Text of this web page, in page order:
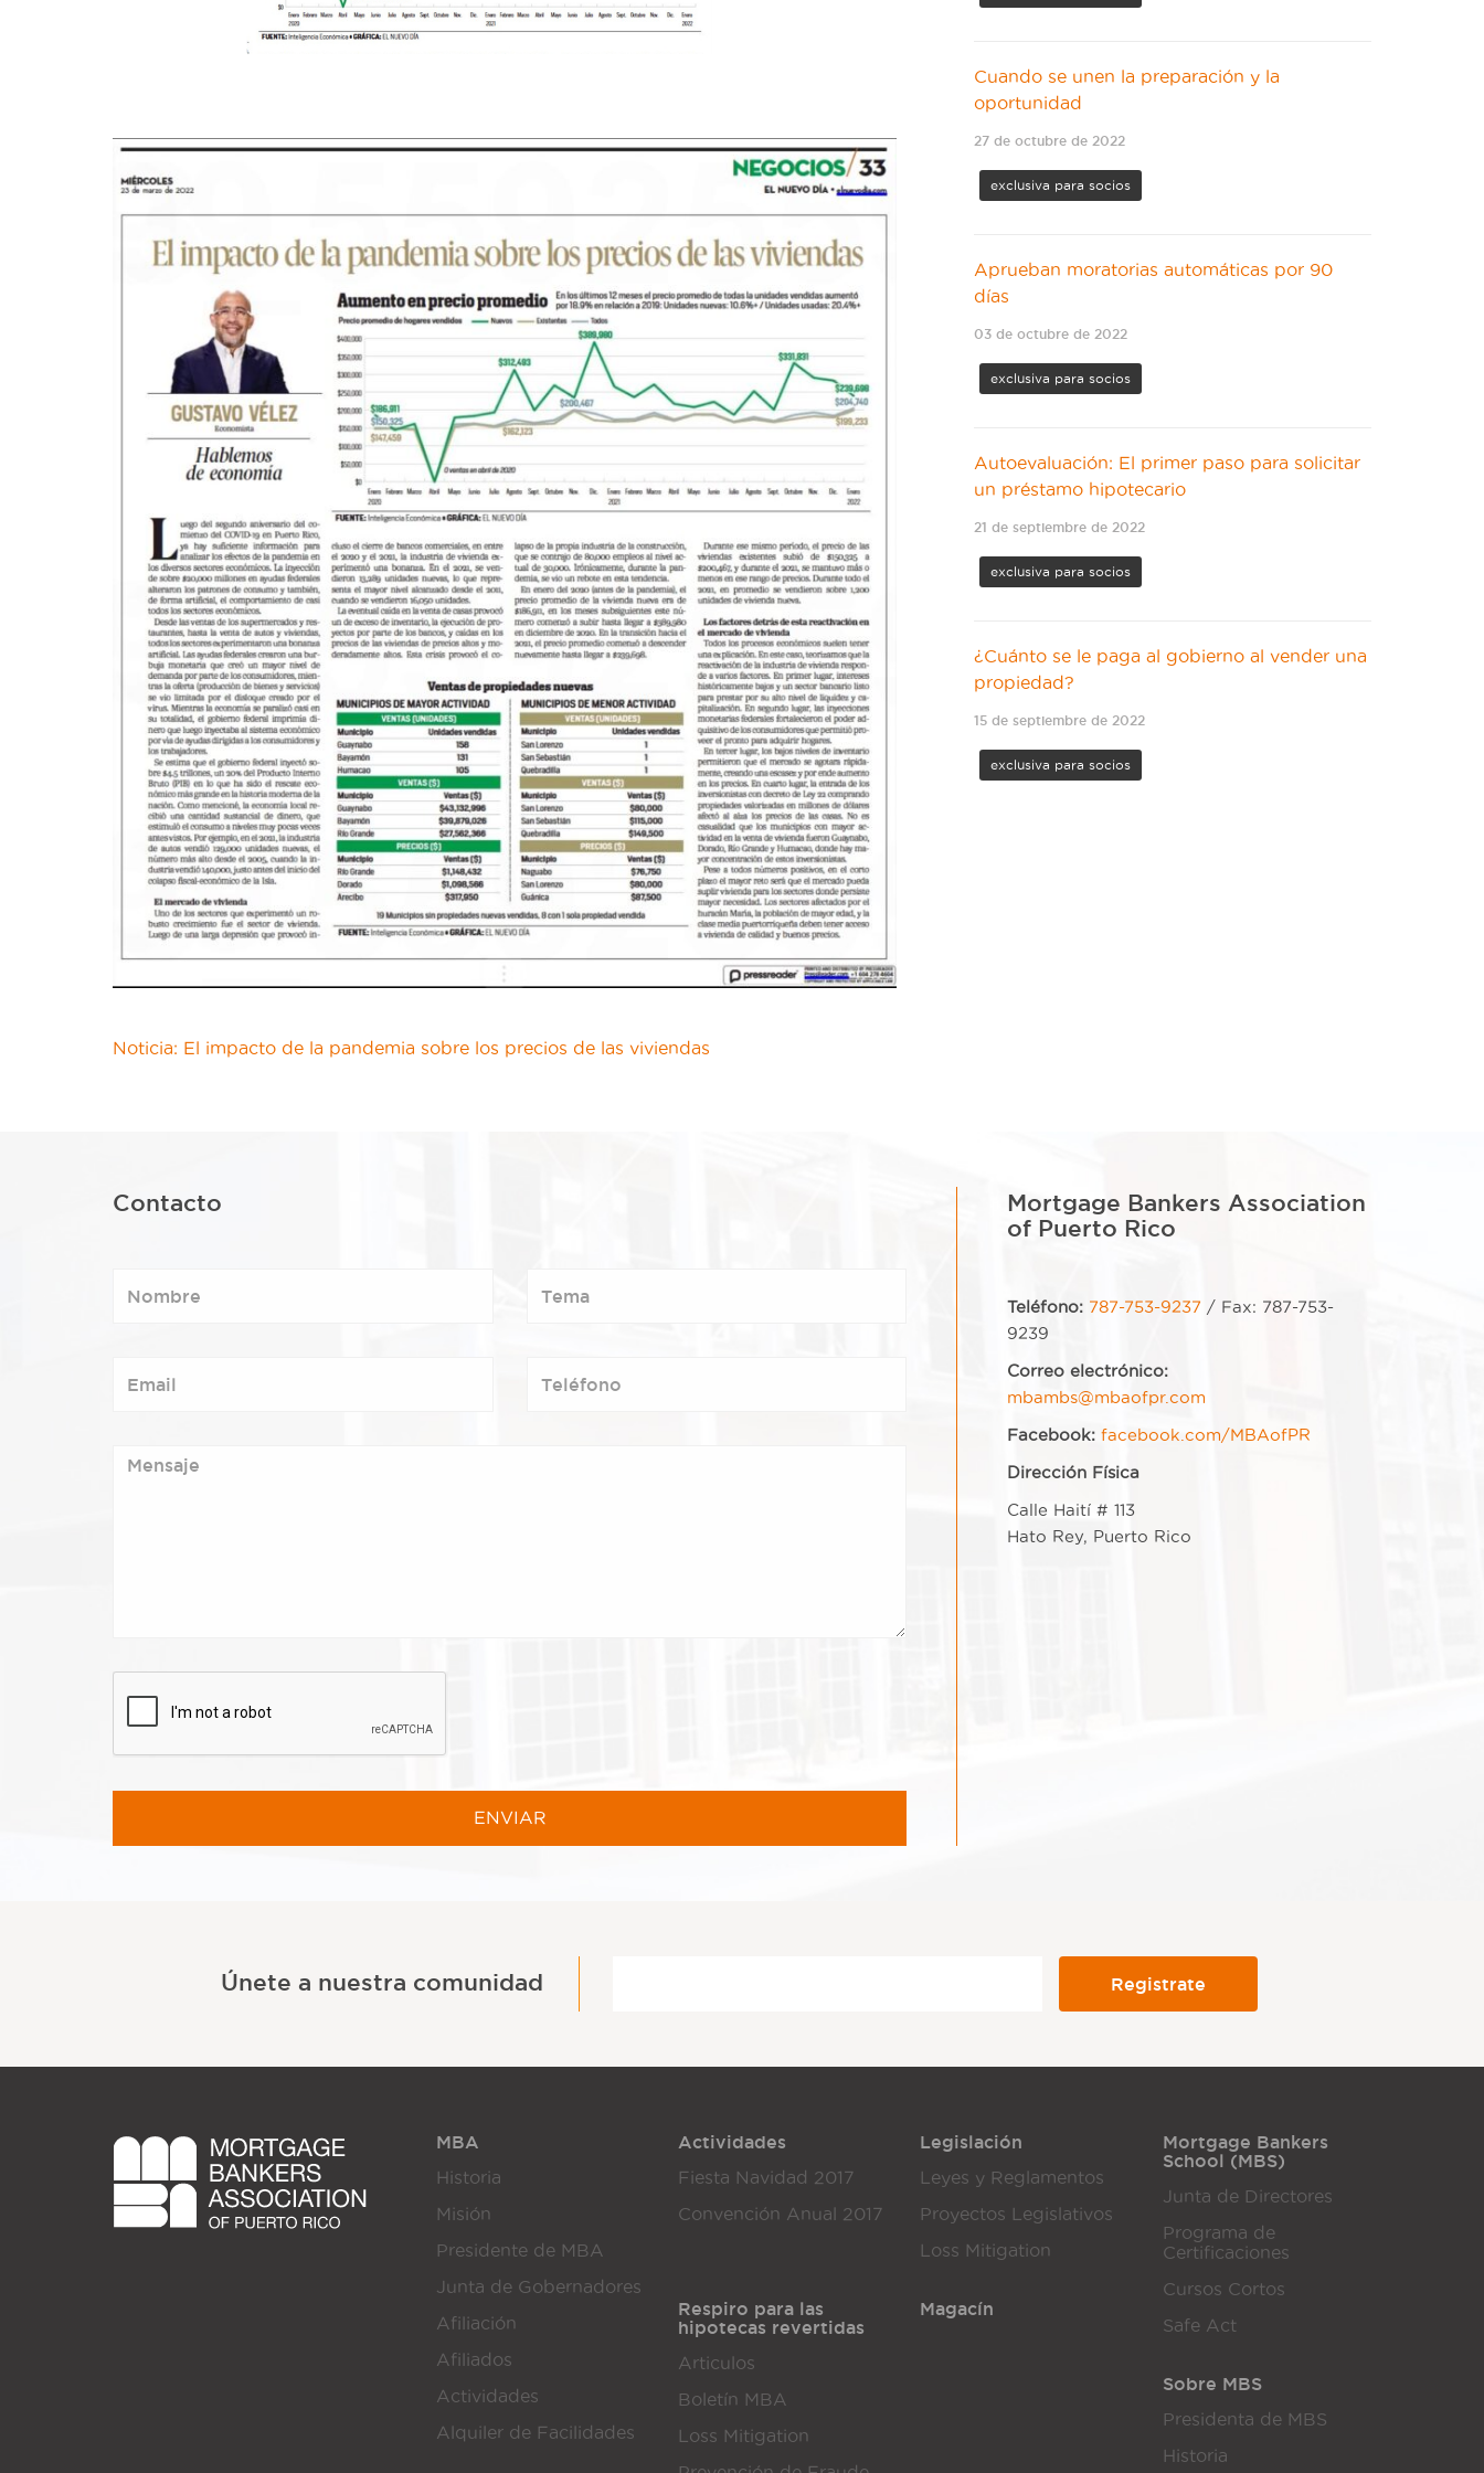
Noticia: El impacto de la pandemia sobre los precios de las viviendas
Cuando se unen la preparación y la
oportunidad
27 de octubre de 2022
exclusiva para socios
Aprueban moratorias automáticas por 90
días
03 de octubre de 2022
exclusiva para socios
Autoevaluación: El primer paso para solicitar
un préstamo hipotecario
21 de septiembre de 2022
exclusiva para socios
¿Cuánto se le paga al gobierno al vender una
propiedad?
15 de septiembre de 2022
exclusiva para socios
Contacto
Mortgage Bankers Association
of Puerto Rico
Teléfono: 787-753-9237 / Fax: 787-753-
9239
Correo electrónico:
mbambs@mbaofpr.com
Facebook: facebook.com/MBAofPR
Dirección Física
Calle Haití # 113
Hato Rey, Puerto Rico
Únete a nuestra comunidad
MBA
Historia
Misión
Presidente de MBA
Junta de Gobernadores
Afiliación
Afiliados
Actividades
Alquiler de Facilidades
Actividades
Fiesta Navidad 2017
Convención Anual 2017
Legislación
Leyes y Reglamentos
Proyectos Legislativos
Loss Mitigation
Respiro para las
hipotecas revertidas
Articulos
Boletín MBA
Loss Mitigation
Magacín
Mortgage Bankers
School (MBS)
Junta de Directores
Programa de
Certificaciones
Cursos Cortos
Safe Act
Sobre MBS
Presidenta de MBS
Historia